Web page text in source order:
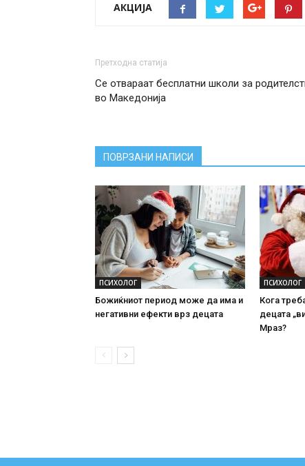
АКЦИЈА
Претходна статија
Се отвараат бесплатни школи за
во Македонија
ПОВРЗАНИ НАПИСИ
ПСИХОЛОГ
Божиќниот период може да има и
негативни ефекти врз децата
ПСИХОЛОГ
Кога
децата
Мраз?